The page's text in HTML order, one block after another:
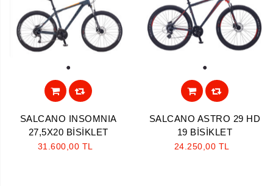
SALCANO INSOMNIA
27,5X20 BİSİKLET
31.600,00 TL
SALCANO ASTRO 29 HD
19 BİSİKLET
24.250,00 TL